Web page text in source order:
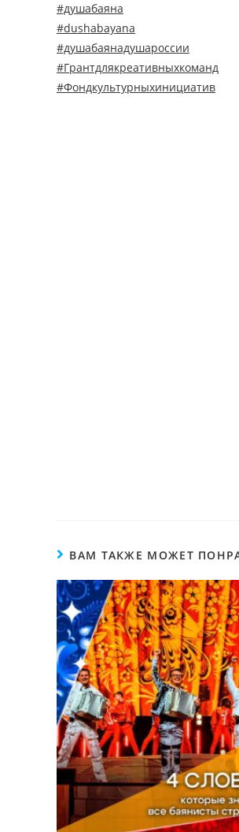
#душабаяна
#dushabayana
#душабаянадушароссии
#Грантдлякреативныхкоманд
#Фондкультурныхинициатив
ВАМ ТАКЖЕ МОЖЕТ